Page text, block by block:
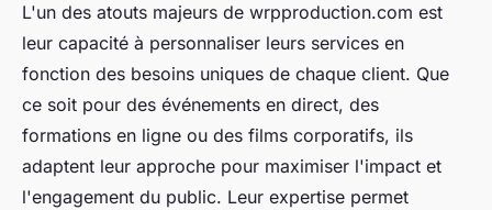
L'un des atouts majeurs de wrpproduction.com est
leur capacité à personnaliser leurs services en
fonction des besoins uniques de chaque client. Que
ce soit pour des événements en direct, des
formations en ligne ou des films corporatifs, ils
adaptent leur approche pour maximiser l'impact et
l'engagement du public. Leur expertise permet